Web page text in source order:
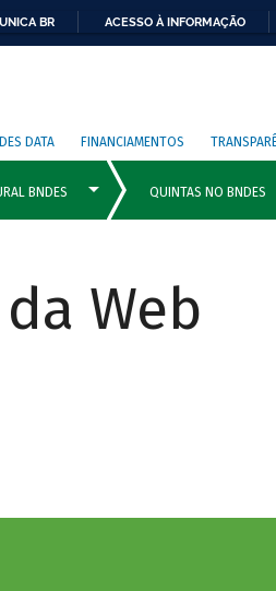
BR ACESSO À INFORMAÇÃO
DATA FINANCIAMENTOS
Web